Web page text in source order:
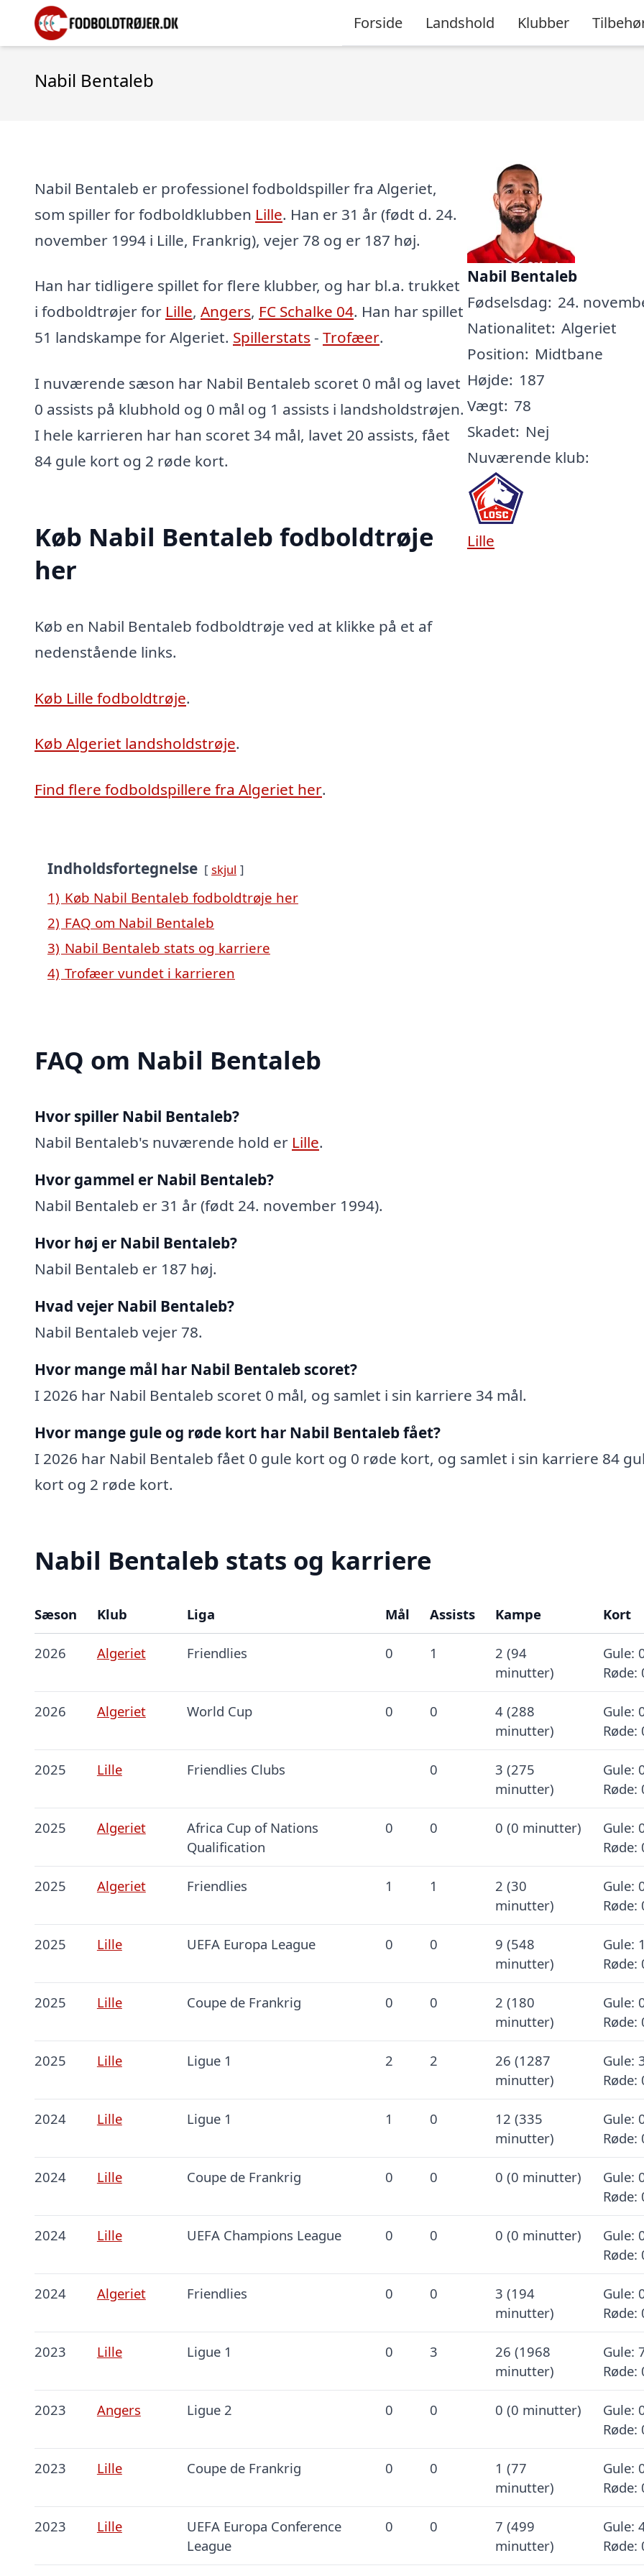
Forside Landshold Klubber
Nabil Bentaleb
Nabil Bentaleb er professionel fodboldspiller fra Algeriet,
som spiller for fodboldklubben Lille. Han er 31 år (født d. 24.
november 1994 i Lille, Frankrig), vejer 78 og er 187 høj.
Han har tidligere spillet for flere klubber, og har bl.a. trukket
i fodboldtrøjer for Lille, Angers, FC Schalke 04. Han har spillet
51 landskampe for Algeriet. Spillerstats - Trofæer.
I nuværende sæson har Nabil Bentaleb scoret 0 mål og lavet
0 assists på klubhold og 0 mål og 1 assists i landsholdstrøjen.
I hele karrieren har han scoret 34 mål, lavet 20 assists, fået
84 gule kort og 2 røde kort.
Køb Nabil Bentaleb fodboldtrøje
her
Køb en Nabil Bentaleb fodboldtrøje ved at klikke på et af
nedenstående links.
Køb Lille fodboldtrøje.
Køb Algeriet landsholdstrøje.
Find flere fodboldspillere fra Algeriet her.
Nabil Bentaleb
Fødselsdag: 24.
Nationalitet: Algeriet
Position: Midtbane
Højde: 187
Vægt: 78
Skadet: Nej
Nuværende klub:
Lille
Indholdsfortegnelse skjul
1) Køb Nabil Bentaleb fodboldtrøje her
2) FAQ om Nabil Bentaleb
3) Nabil Bentaleb stats og karriere
4) Trofæer vundet i karrieren
FAQ om Nabil Bentaleb
Hvor spiller Nabil Bentaleb?
Nabil Bentaleb's nuværende hold er Lille.
Hvor gammel er Nabil Bentaleb?
Nabil Bentaleb er 31 år (født 24. november 1994).
Hvor høj er Nabil Bentaleb?
Nabil Bentaleb er 187 høj.
Hvad vejer Nabil Bentaleb?
Nabil Bentaleb vejer 78.
Hvor mange mål har Nabil Bentaleb scoret?
I 2026 har Nabil Bentaleb scoret 0 mål, og samlet i sin karriere 34 mål.
Hvor mange gule og røde kort har Nabil Bentaleb fået?
I 2026 har Nabil Bentaleb fået 0 gule kort og 0 røde kort, og samlet i sin karriere 84
kort og 2 røde kort.
Nabil Bentaleb stats og karriere
Sæson Klub Liga Mål Assists Kampe Kort
2026 Algeriet Friendlies 0 1
2 (94
minutter)
Gule:
Røde:
2026 Algeriet World Cup 0 0
4 (288
minutter)
Gule:
Røde:
2025 Lille Friendlies Clubs 0
3 (275
minutter)
Gule:
Røde:
2025 Algeriet
Africa Cup of Nations
Qualification
0 0 0 (0 minutter)
Gule:
Røde:
2025 Algeriet Friendlies 1 1
2 (30
minutter)
Gule:
Røde:
2025 Lille UEFA Europa League 0 0
9 (548
minutter)
Gule:
Røde:
2025 Lille Coupe de Frankrig 0 0
2 (180
minutter)
Gule:
Røde:
2025 Lille Ligue 1 2 2
26 (1287
minutter)
Gule:
Røde:
2024 Lille Ligue 1 1 0
12 (335
minutter)
Gule:
Røde:
2024 Lille Coupe de Frankrig 0 0 0 (0 minutter)
Gule:
Røde:
2024 Lille UEFA Champions League 0 0 0 (0 minutter)
Gule:
Røde:
2024 Algeriet Friendlies 0 0
3 (194
minutter)
Gule:
Røde:
2023 Lille Ligue 1 0 3
26 (1968
minutter)
Gule:
Røde:
2023 Angers Ligue 2 0 0 0 (0 minutter)
Gule:
Røde:
2023 Lille Coupe de Frankrig 0 0
1 (77
minutter)
Gule:
Røde:
2023 Lille
UEFA Europa Conference
League
0 0
7 (499
minutter)
Gule:
Røde: